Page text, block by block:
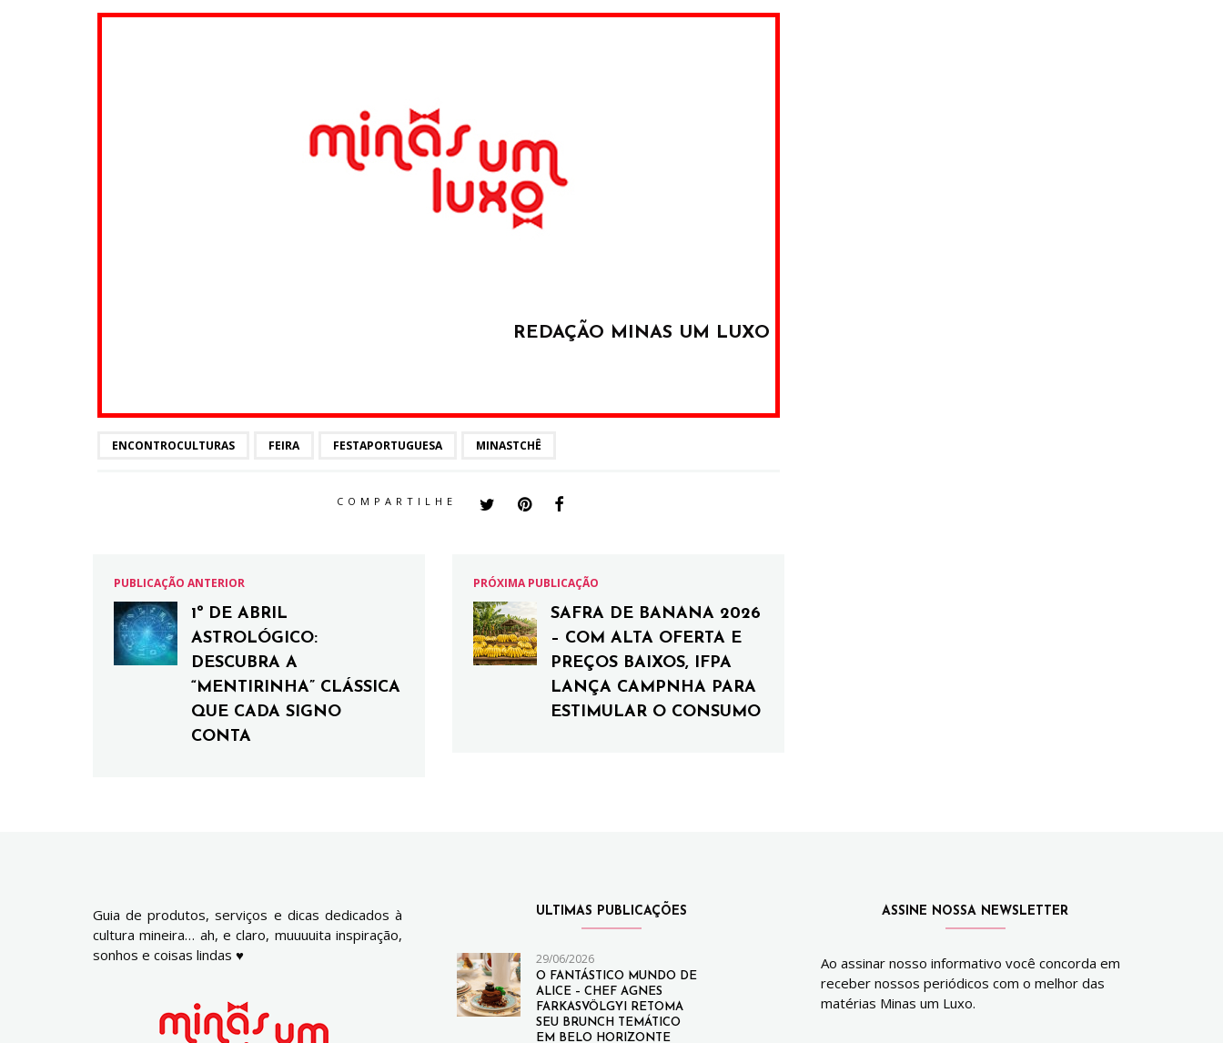
REDAÇÃO MINAS UM LUXO
ENCONTROCULTURAS FEIRA FESTAPORTUGUESA MINASTCHÊ
COMPARTILHE
PUBLICAÇÃO ANTERIOR
1º DE ABRIL
ASTROLÓGICO:
DESCUBRA A
“MENTIRINHA” CLÁSSICA
QUE CADA SIGNO
CONTA
PRÓXIMA PUBLICAÇÃO
SAFRA DE BANANA 2026
– COM ALTA OFERTA E
PREÇOS BAIXOS, IFPA
LANÇA CAMPNHA PARA
ESTIMULAR O CONSUMO
Guia de produtos, serviços e dicas dedicados à
cultura mineira… ah, e claro, muuuuita inspiração,
sonhos e coisas lindas ♥
ULTIMAS PUBLICAÇÕES
29/06/2026
O FANTÁSTICO MUNDO DE
ALICE – CHEF AGNES
FARKASVÖLGYI RETOMA
SEU BRUNCH TEMÁTICO
EM BELO HORIZONTE
ASSINE NOSSA NEWSLETTER
Ao assinar nosso informativo você concorda em
receber nossos periódicos com o melhor das
matérias Minas um Luxo.